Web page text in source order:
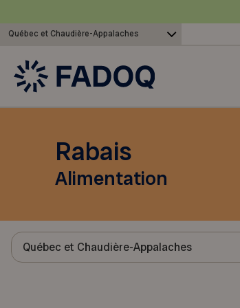
Québec et Chaudière-Appalaches
Rabais
Alimentation
Québec et Chaudière-Appalaches